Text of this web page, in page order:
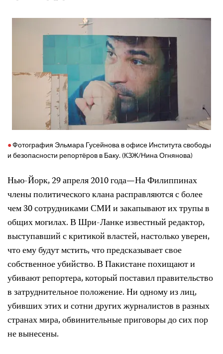
Фотография Эльмара Гусейнова в офисе Института свободы
и безопасности репортёров в Баку. (КЗЖ/Нина Огнянова)
Нью-Йорк, 29 апреля 2010 года—На Филиппинах
члены политического клана расправляются с более
чем 30 сотрудниками СМИ и закапывают их трупы в
общих могилах. В Шри-Ланке известный редактор,
выступавший с критикой властей, настолько уверен,
что ему будут мстить, что предсказывает свое
собственное убийство. В Пакистане похищают и
убивают репортера, который поставил правительство
в затруднительное положение. Ни одному из лиц,
убивших этих и сотни других журналистов в разных
странах мира, обвинительные приговоры до сих пор
не вынесены.